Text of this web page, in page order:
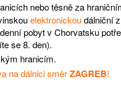
nebo těsně za
elektronickoudálniční
pobyt v Chorvatsku
se 8. den).
hranicím.
na dálnici směrZAGREB!